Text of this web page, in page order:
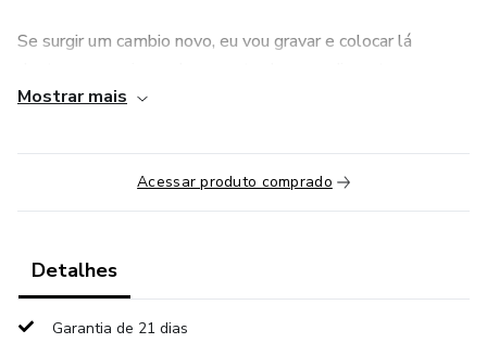
Se surgir um cambio novo, eu vou gravar e colocar lá
colocar lá, lives no instagram vão sair do ar e somente
acesso.
Mostrar mais
Acessar produto comprado
Detalhes
Garantia de 21 dias